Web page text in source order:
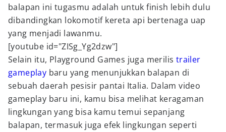
balapan ini tugasmu adalah untuk finish lebih dulu
dibandingkan lokomotif kereta api bertenaga uap
yang menjadi lawanmu.
[youtube id="ZISg_Yg2dzw"]
Selain itu, Playground Games juga merilis trailer
gameplay baru yang menunjukkan balapan di
sebuah daerah pesisir pantai Italia. Dalam video
gameplay baru ini, kamu bisa melihat keragaman
lingkungan yang bisa kamu temui sepanjang
balapan, termasuk juga efek lingkungan seperti